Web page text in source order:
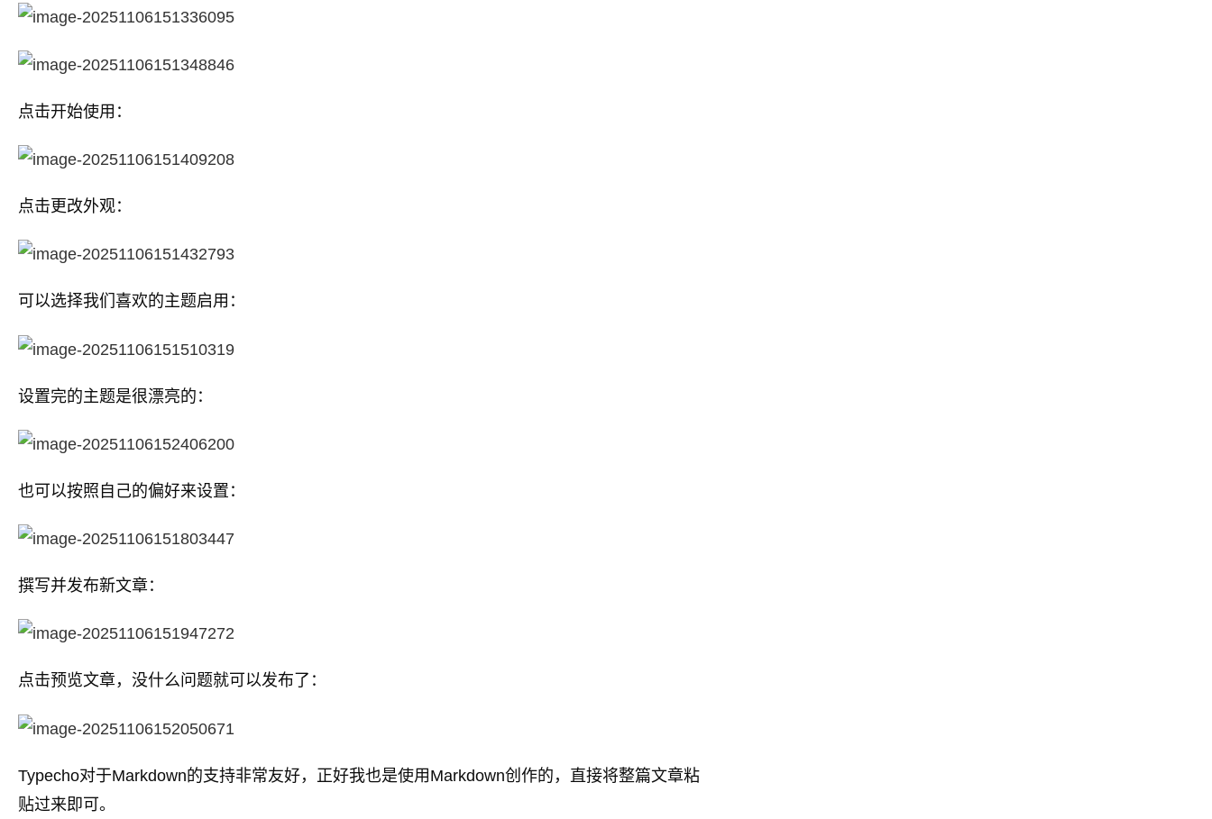
点击开始使用：
点击更改外观：
可以选择我们喜欢的主题启用：
设置完的主题是很漂亮的：
也可以按照自己的偏好来设置：
撰写并发布新文章：
点击预览文章，没什么问题就可以发布了：
Typecho对于Markdown的支持非常友好，正好我也是使用Markdown创作的，直接将整篇文章粘
贴过来即可。